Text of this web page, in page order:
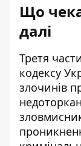
Що
далі
Третя
кодексу
злочинів